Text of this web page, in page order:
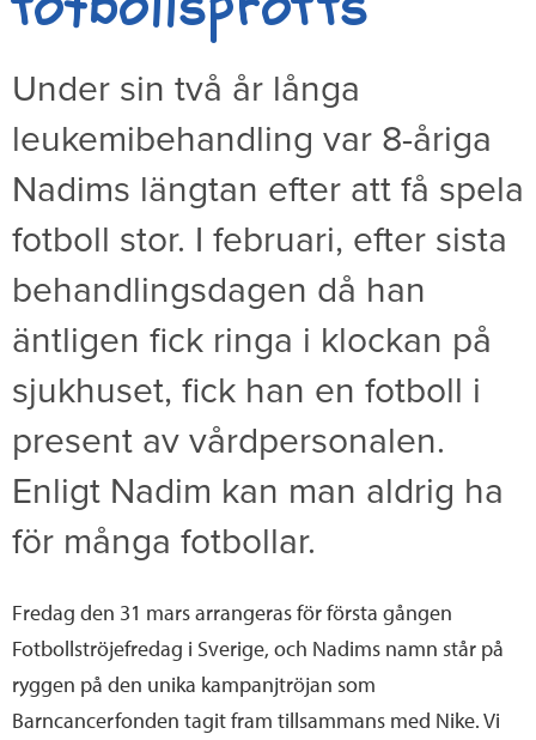
Under sin två år långa
leukemibehandling var 8-åriga
Nadims längtan efter att få spela
fotboll stor. I februari, efter sista
behandlingsdagen då han
äntligen fick ringa i klockan på
sjukhuset, fick han en fotboll i
present av vårdpersonalen.
Enligt Nadim kan man aldrig ha
för många fotbollar.
Fredag den 31 mars arrangeras för första gången
Fotbollströjefredag i Sverige, och Nadims namn står på
ryggen på den unika kampanjtröjan som
Barncancerfonden tagit fram tillsammans med Nike. Vi